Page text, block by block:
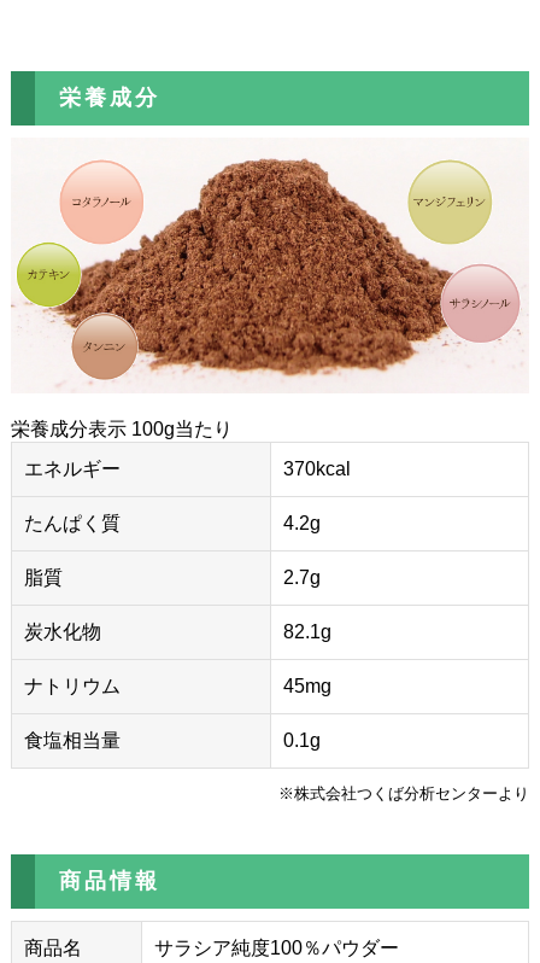
栄養成分
栄養成分表示 100g当たり
エネルギー
370kcal
たんぱく質 4.2g
脂質 2.7g
炭水化物 82.1g
ナトリウム 45mg
食塩相当量 0.1g
※株式会社つくば分析センターより
商品情報
商品名 サラシア純度100％パウダー